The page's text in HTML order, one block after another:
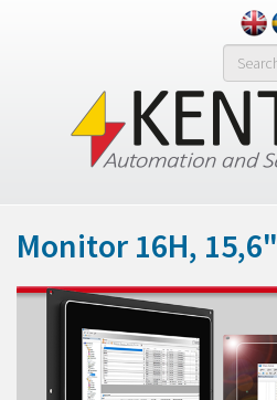
MENY
Monitor 16H, 15,6"